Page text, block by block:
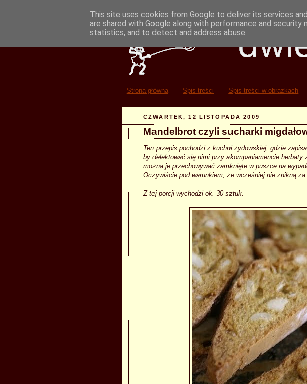
Strona główna Spis treści Spis treści w obrazkach
CZWARTEK, 12 LISTOPADA 2009
Mandelbrot czyli sucharki
Ten przepis pochodzi z kuchni żydowskiej, gdzie
by delektować się nimi przy akompaniamencie
można je przechowywać zamknięte w puszce na
Oczywiście pod warunkiem, że wcześniej nie znikną za
Z tej porcji wychodzi ok. 30 sztuk.
This site uses cookies from Google to deliver its services
are shared with Google along with performance and
statistics, and to detect and address abuse.